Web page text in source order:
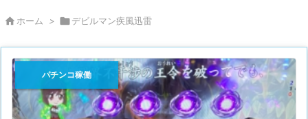
 ホーム > デビルマン疾風迅雷
パチンコ稼働